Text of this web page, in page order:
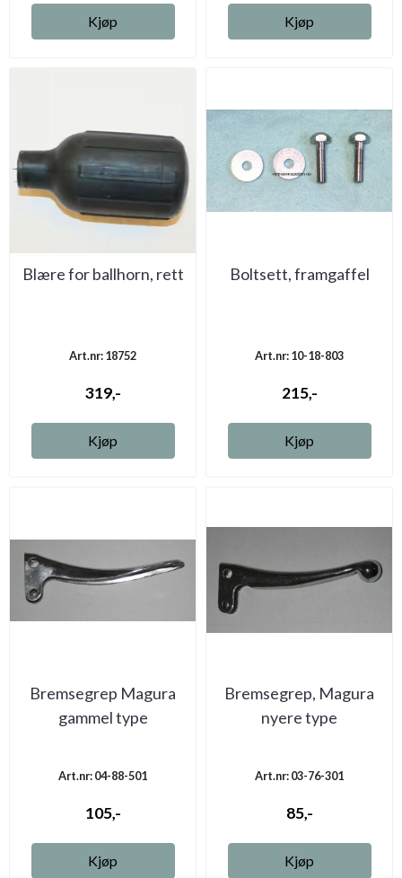
Kjøp Kjøp
Blære for ballhorn, rett
Art.nr: 18752
319,-
Kjøp
Boltsett, framgaffel
Art.nr: 10-18-803
215,-
Kjøp
Bremsegrep Magura
gammel type
Art.nr: 04-88-501
105,-
Kjøp
Bremsegrep, Magura
nyere type
Art.nr: 03-76-301
85,-
Kjøp